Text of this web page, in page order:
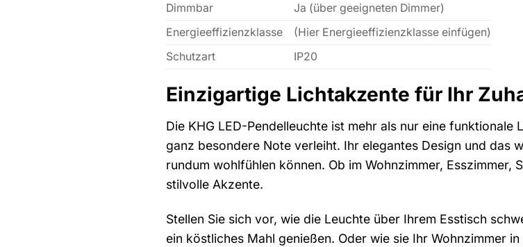
Dimmbar
Ja (über geeigneten Dimmer)
Energieeffizienzklasse
(Hier Energieeffizienzklasse einfügen)
Schutzart
IP20
Einzigartige Lichtakzente für Ihr
Die KHG LED-Pendelleuchte ist mehr als nur eine
ganz besondere Note verleiht. Ihr elegantes Design und das
rundum wohlfühlen können. Ob im Wohnzimmer,
stilvolle Akzente.
Stellen Sie sich vor, wie die Leuchte über Ihrem Esstisch
ein köstliches Mahl genießen. Oder wie sie Ihr Wohnzimmer